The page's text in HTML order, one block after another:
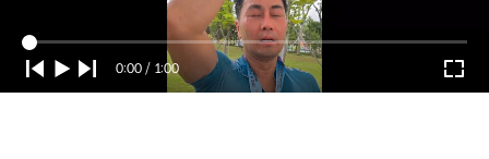
Current
Time
0:00 / Duration
1:00